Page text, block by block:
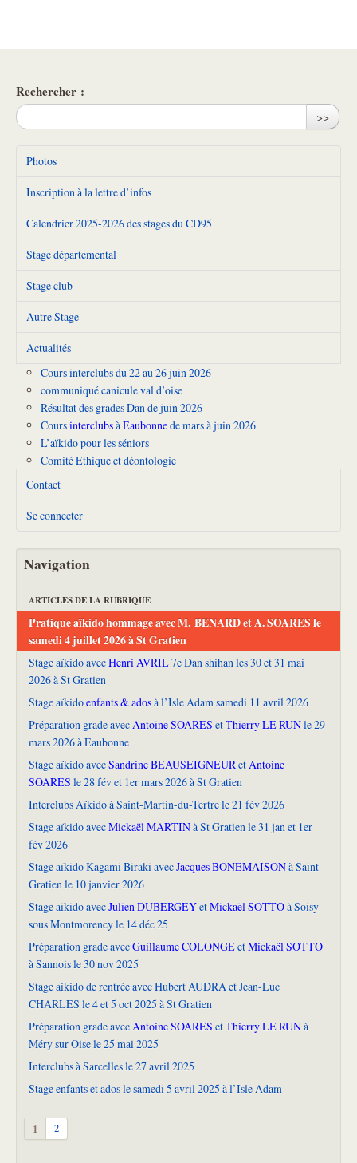
Rechercher :
>>
Photos
Inscription à la lettre d’infos
Calendrier 2025-2026 des stages du CD95
Stage départemental
Stage club
Autre Stage
Actualités
Cours interclubs du 22 au 26 juin 2026
communiqué canicule val d’oise
Résultat des grades Dan de juin 2026
CoursinterclubsàEaubonnede mars à juin 2026
L’aïkido pour les séniors
Comité Ethique et déontologie
Contact
Se connecter
Navigation
ARTICLES DE LA RUBRIQUE
Pratique aïkido hommage avec M. BENARD et A. SOARES le
samedi 4 juillet 2026 à St Gratien
Stage aïkido avecHenri AVRIL7e Dan shihan les 30 et 31 mai
2026 à St Gratien
Stage aïkidoenfants & adosà l’Isle Adam samedi 11 avril 2026
Préparation grade avecAntoine SOARES etThierry LE RUNle 29
mars 2026 à Eaubonne
Stage aïkido avecSandrine BEAUSEIGNEURetAntoine
SOARES le 28 fév et 1er mars 2026 à St Gratien
Interclubs Aïkido à Saint-Martin-du-Tertre le 21 fév 2026
Stage aïkido avecMickaël MARTINà St Gratien le 31 jan et 1er
fév 2026
Stage aïkido Kagami Biraki avecJacques BONEMAISONà Saint
Gratien le 10 janvier 2026
Stage aikido avecJulien DUBERGEYetMickaël SOTTOà Soisy
sous Montmorency le 14 déc 25
Préparation grade avecGuillaume COLONGEetMickaël SOTTO
à Sannois le 30 nov 2025
Stage aikido de rentrée avec Hubert AUDRA et Jean-Luc
CHARLES le 4 et 5 oct 2025 à St Gratien
Préparation grade avecAntoine SOARES etThierry LE RUNà
Méry sur Oise le 25 mai 2025
Interclubs à Sarcelles le 27 avril 2025
Stage enfants et ados le samedi 5 avril 2025 à l’Isle Adam
1 2